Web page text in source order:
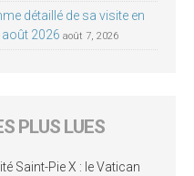
détaillé de sa visite en
2026 août 7, 2026
PLUS LUES
Saint-Pie X : le Vatican